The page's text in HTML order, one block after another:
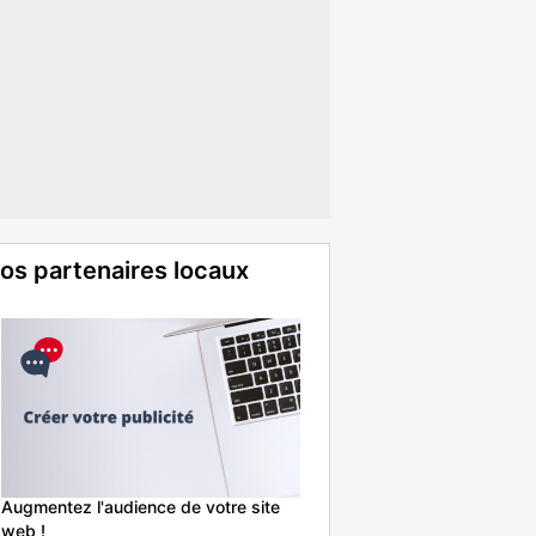
partenaires locaux
Augmentez l'audience de votre site
web !